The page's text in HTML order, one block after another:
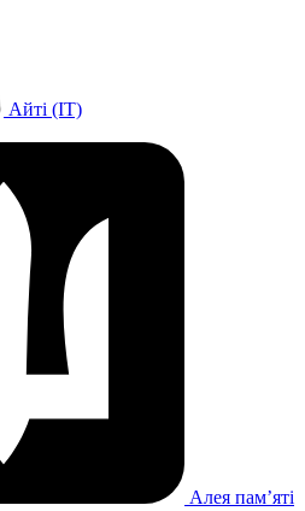
Айті (IT)
Алея памʼяті